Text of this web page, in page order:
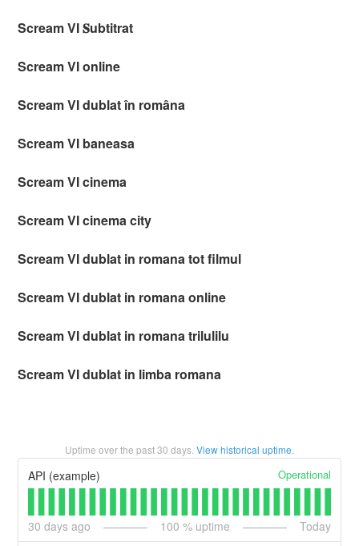
Scream VI 𝐒ubtitrat
Scream VI online
Scream VI dublat în româna
Scream VI baneasa
Scream VI cinema
Scream VI cinema city
Scream VI dublat in romana tot filmul
Scream VI dublat in romana online
Scream VI dublat in romana trilulilu
Scream VI dublat in limba romana
Uptime over the past30 days. View historical uptime.
API (example) Operational
30 days ago 100 % uptime Today